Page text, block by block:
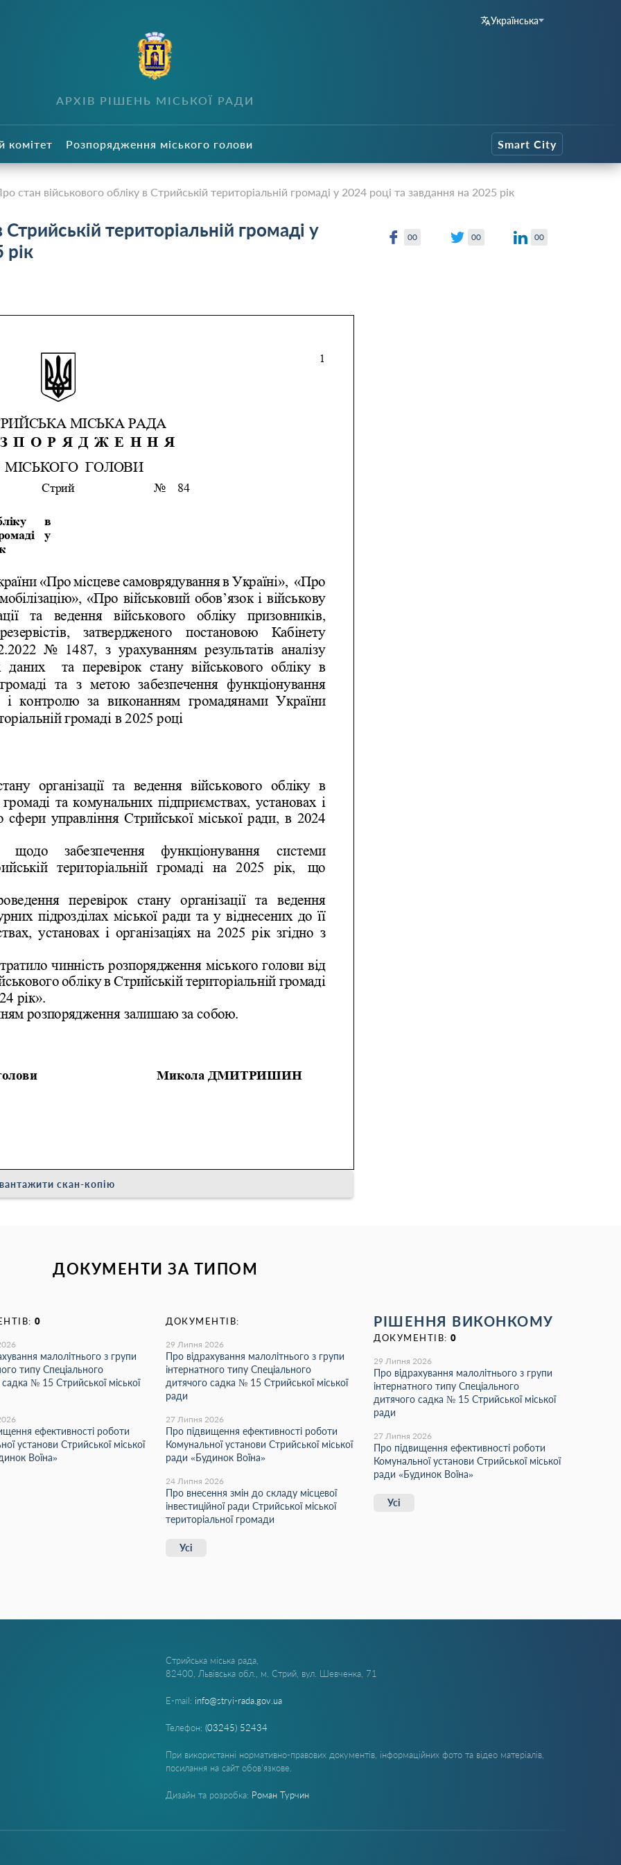
Українська
АРХІВ РІШЕНЬ МІСЬКОЇ РАДИ
комітет Розпорядження міського голови Smart City
стан військового обліку в Стрийській територіальній громаді у 2024 році та завдання на 2025 рік
територіальній громаді у
рік
скан-копію
00 00 00
ДОКУМЕНТИ ЗА ТИПОМ
0
малолітнього з групи
типу Спеціального
№ 15 Стрийської міської
ефективності роботи
установи Стрийської міської
Воїна»
ДОКУМЕНТІВ:
29 Липня 2026
Про відрахування малолітнього з групи
інтернатного типу Спеціального
дитячого садка № 15 Стрийської міської
ради
27 Липня 2026
Про підвищення ефективності роботи
Комунальної установи Стрийської міської
ради «Будинок Воїна»
24 Липня 2026
Про внесення змін до складу місцевої
інвестиційної ради Стрийської міської
територіальної громади
Усі
РІШЕННЯ ВИКОНКОМУ
ДОКУМЕНТІВ: 0
29 Липня 2026
Про відрахування малолітнього з групи
інтернатного типу Спеціального
дитячого садка № 15 Стрийської міської
ради
27 Липня 2026
Про підвищення ефективності роботи
Комунальної установи Стрийської міської
ради «Будинок Воїна»
Усі
Стрийська міська рада,
82400, Львівська обл., м. Стрий, вул. Шевченка, 71
E-mail: info@stryi-rada.gov.ua
Телефон: (03245) 52434
При використанні нормативно-правових документів, інформаційних фото та відео матеріалів,
посилання на сайт обов'язкове.
Дизайн та розробка: Роман Турчин